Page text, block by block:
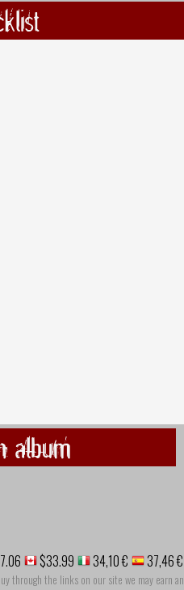
album
$33.99 34,10 € 37,46 €
through the links on our site we may earn an